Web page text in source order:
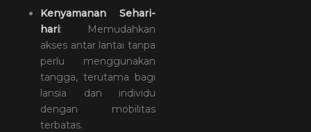
Kenyamanan Sehari-
hari: Memudahkan
akses antar lantai tanpa
perlu menggunakan
tangga, terutama bagi
lansia dan individu
dengan mobilitas
terbatas.